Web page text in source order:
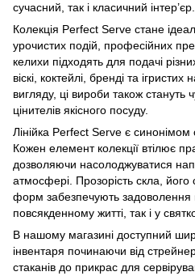
сучасний, так і класичний інтер’єр.
Колекція Perfect Serve стане
урочистих подій, професійних
келихи підходять для подачі
віскі, коктейлі, бренді та
вигляду, ці вироби також
цінителів якісного посуду.
Лінійка Perfect Serve є синонімом
Кожен елемент колекції втілює
дозволяючи насолоджуватися
атмосфері. Прозорість скла, його
форм забезпечують задоволення
повсякденному житті, так і у
В нашому магазині доступний
інвентаря починаючи від
стаканів до прикрас для